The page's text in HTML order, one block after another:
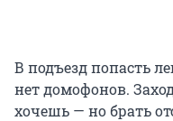
В подъезд попасть
нет домофонов.
хочешь — но брать